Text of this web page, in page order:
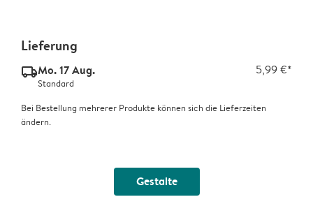
Lieferung
delivery_standard_v2Mo. 17 Aug. 5,99 €*
Standard
Bei Bestellung mehrerer Produkte können sich die Lieferzeiten
ändern.
Gestalte